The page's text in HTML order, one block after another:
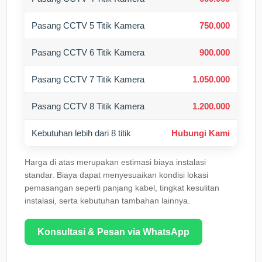
Pasang CCTV 5 Titik Kamera 750.000
Pasang CCTV 6 Titik Kamera 900.000
Pasang CCTV 7 Titik Kamera 1.050.000
Pasang CCTV 8 Titik Kamera 1.200.000
Kebutuhan lebih dari 8 titik Hubungi Kami
Harga di atas merupakan estimasi biaya instalasi
standar. Biaya dapat menyesuaikan kondisi lokasi
pemasangan seperti panjang kabel, tingkat kesulitan
instalasi, serta kebutuhan tambahan lainnya.
Konsultasi & Pesan via WhatsApp